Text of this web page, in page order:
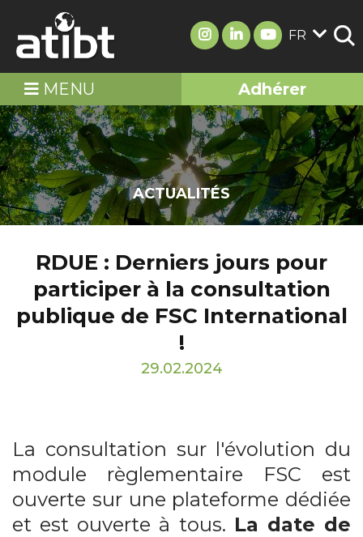
FR
MENU Adhérer
ACTUALITÉS
RDUE : Derniers jours pour
participer à la consultation
publique de FSC International
!
29.02.2024
La consultation sur l'évolution du
module règlementaire FSC est
ouverte sur une plateforme dédiée
et est ouverte à tous. La date de